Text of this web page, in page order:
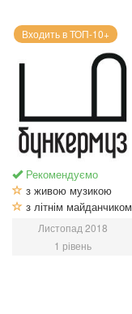
Входить в ТОП-10+
Рекомендуємо
з живою музикою
з літнім майданчиком
Листопад 2018
1 рівень